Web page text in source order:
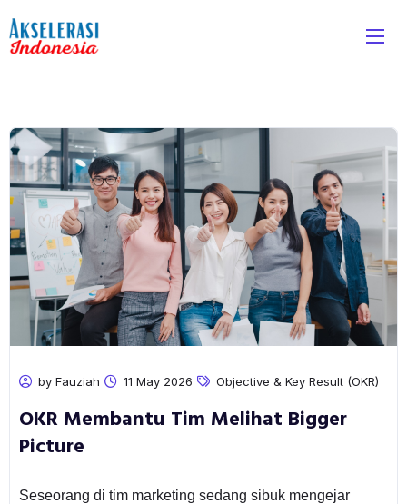
by Fauziah 11 May 2026 Objective & Key Result (OKR)
OKR Membantu Tim Melihat Bigger
Picture
Seseorang di tim marketing sedang sibuk mengejar